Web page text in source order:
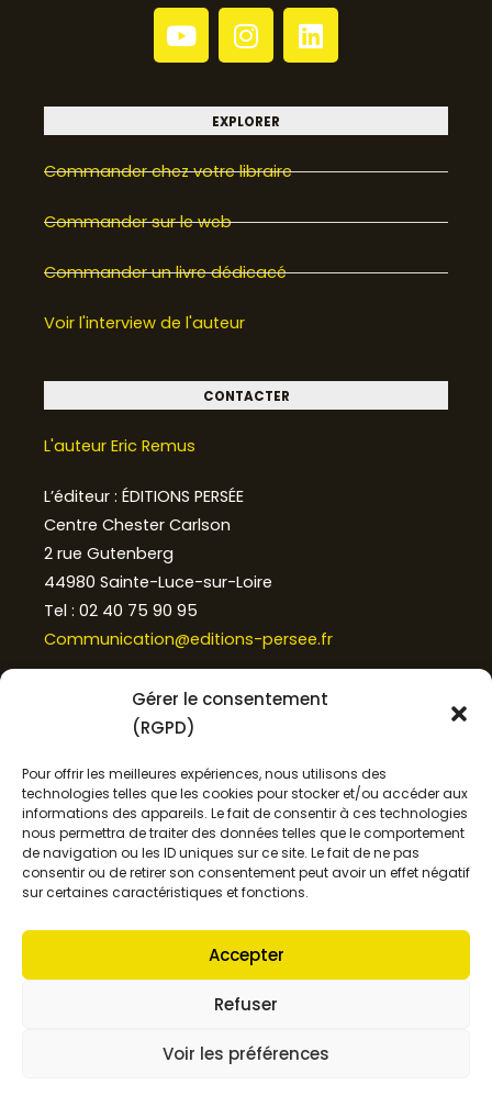
Gérer le consentement
(RGPD)
Pour offrir les meilleures expériences, nous utilisons des
technologies telles que les cookies pour stocker et/ou accéder aux
informations des appareils. Le fait de consentir à ces technologies
nous permettra de traiter des données telles que le comportement
de navigation ou les ID uniques sur ce site. Le fait de ne pas
consentir ou de retirer son consentement peut avoir un effet négatif
sur certaines caractéristiques et fonctions.
Accepter
Refuser
Voir les préférences
Y
o
u
t
u
b
e
I
n
s
t
a
g
r
a
L
i
n
k
e
i
n
EXPLORER
Commander chez votre libraire
Commander sur le web
Commander un livre dédicacé
Voir l'interview de l'auteur
CONTACTER
L'auteur Eric Remus
L’éditeur : ÉDITIONS PERSÉE
Centre Chester Carlson
2 rue Gutenberg
44980 Sainte-Luce-sur-Loire
Tel : 02 40 75 90 95
Communication@editions-persee.fr
Mon compte
Panier
Conditions générales de vente